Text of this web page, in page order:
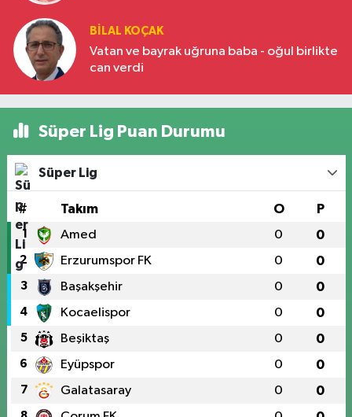
BILAL KOÇAK
Vatan ve bayrak uğruna baba - oğul birlikte
can verdi
Süper Lig Puan Durumu
Süper Lig
# Takım O P
1 Amed 0 0
2 Erzurumspor FK 0 0
3 Başakşehir 0 0
4 Kocaelispor 0 0
5 Beşiktaş 0 0
6 Eyüpspor 0 0
7 Galatasaray 0 0